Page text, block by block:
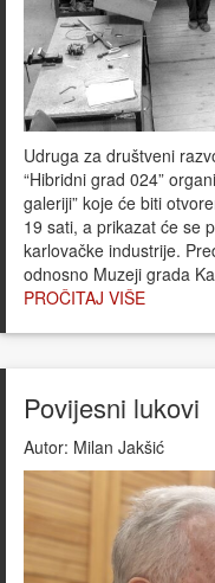
Udruga za društveni
“Hibridni grad 024”
galeriji” koje će biti
19 sati, a prikazat će se
karlovačke industrije.
odnosno Muzeji grada
PROČITAJ VIŠE
Povijesni lukovi
Autor: Milan Jakšić